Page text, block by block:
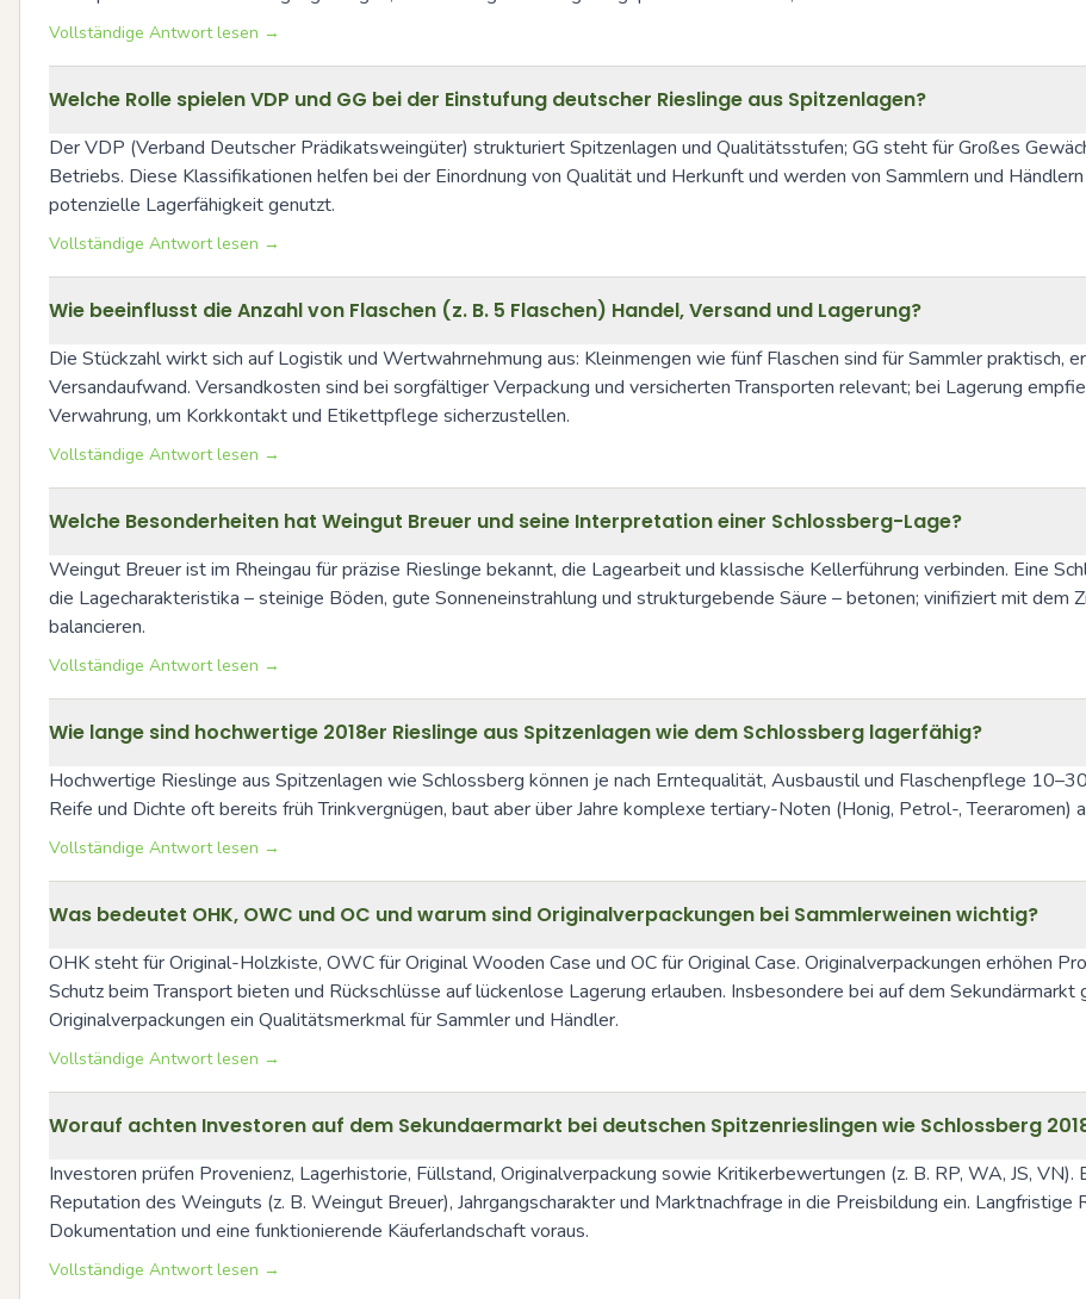
Vollständige Antwort lesen →
Welche Rolle spielen VDP und GG bei der Einstufung deutscher Rieslinge aus Spitzenlagen?
Der VDP (Verband Deutscher Prädikatsweingüter) strukturiert Spitzenlagen und Qualitätsstufen; GG steht für Großes
Betriebs. Diese Klassifikationen helfen bei der Einordnung von Qualität und Herkunft und werden von Sammlern und
potenzielle Lagerfähigkeit genutzt.
Vollständige Antwort lesen →
Wie beeinflusst die Anzahl von Flaschen (z. B. 5 Flaschen) Handel, Versand und Lagerung?
Die Stückzahl wirkt sich auf Logistik und Wertwahrnehmung aus: Kleinmengen wie fünf Flaschen sind für Sammler praktisch,
Versandaufwand. Versandkosten sind bei sorgfältiger Verpackung und versicherten Transporten relevant; bei Lagerung
Verwahrung, um Korkkontakt und Etikettpflege sicherzustellen.
Vollständige Antwort lesen →
Welche Besonderheiten hat Weingut Breuer und seine Interpretation einer Schlossberg-Lage?
Weingut Breuer ist im Rheingau für präzise Rieslinge bekannt, die Lagearbeit und klassische Kellerführung verbinden. Eine
die Lagecharakteristika – steinige Böden, gute Sonneneinstrahlung und strukturgebende Säure – betonen; vinifiziert mit dem
balancieren.
Vollständige Antwort lesen →
Wie lange sind hochwertige 2018er Rieslinge aus Spitzenlagen wie dem Schlossberg lagerfähig?
Hochwertige Rieslinge aus Spitzenlagen wie Schlossberg können je nach Erntequalität, Ausbaustil und Flaschenpflege
Reife und Dichte oft bereits früh Trinkvergnügen, baut aber über Jahre komplexe tertiary-Noten (Honig, Petrol-, Teeraromen)
Vollständige Antwort lesen →
Was bedeutet OHK, OWC und OC und warum sind Originalverpackungen bei Sammlerweinen wichtig?
OHK steht für Original-Holzkiste, OWC für Original Wooden Case und OC für Original Case. Originalverpackungen erhöhen
Schutz beim Transport bieten und Rückschlüsse auf lückenlose Lagerung erlauben. Insbesondere bei auf dem
Originalverpackungen ein Qualitätsmerkmal für Sammler und Händler.
Vollständige Antwort lesen →
Worauf achten Investoren auf dem Sekundaermarkt bei deutschen Spitzenrieslingen wie Schlossberg
Investoren prüfen Provenienz, Lagerhistorie, Füllstand, Originalverpackung sowie Kritikerbewertungen (z. B. RP, WA, JS,
Reputation des Weinguts (z. B. Weingut Breuer), Jahrgangscharakter und Marktnachfrage in die Preisbildung ein.
Dokumentation und eine funktionierende Käuferlandschaft voraus.
Vollständige Antwort lesen →